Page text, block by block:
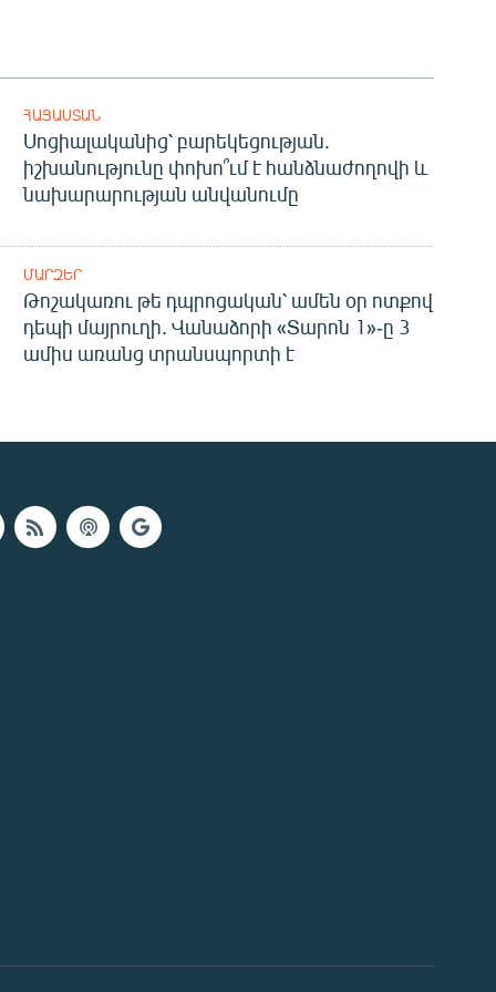
ՀԱՅԱՍՏԱՆ
Սոցիալականից՝ բարեկեցության.
իշխանությունը փոխո՞ւմ է հանձնաժողովի և
նախարարության անվանումը
ՄԱՐԶԵՐ
Թոշակառու թե դպրոցական՝ ամեն օր ոտքով
դեպի մայրուղի. Վանաձորի «Տարոն 1»-ը 3
ամիս առանց տրանսպորտի է